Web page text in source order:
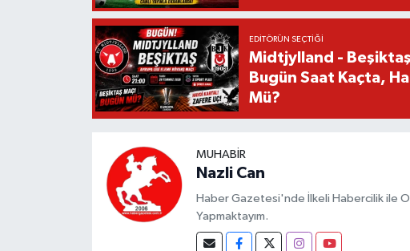
EDITÖRÜN SEÇTIĞI
Midtjylland - Beşiktaş
Bugün Saat Kaçta,
Mü?
MUHABIR
Nazli Can
Haber Gazetesi'nde İlkeli Habercilik ile
Yapmaktayım.